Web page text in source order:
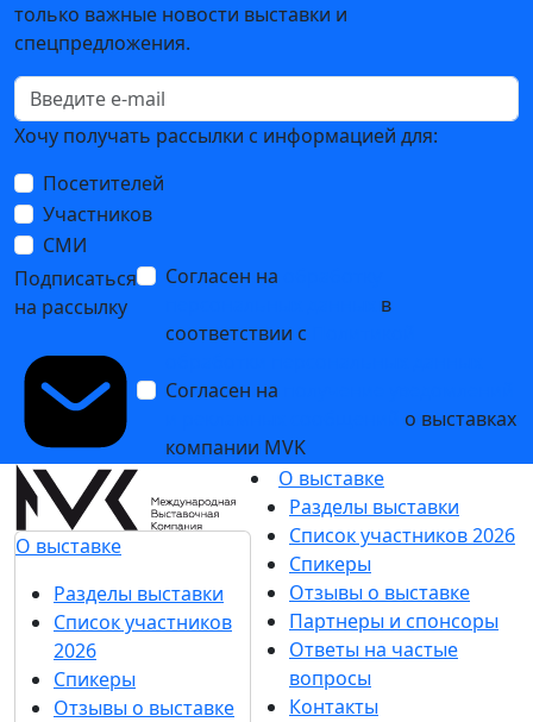
только важные новости выставки и
спецпредложения.
Хочу получать рассылки с информацией для:
Посетителей
Участников
СМИ
Подписаться
на рассылку
Согласен на
в
соответствии с
Согласен на
о выставках
компании MVK
О выставке
Разделы выставки
Список участников
2026
Спикеры
Отзывы о выставке
О выставке
Разделы выставки
Список участников 2026
Спикеры
Отзывы о выставке
Партнеры и спонсоры
Ответы на частые
вопросы
Контакты